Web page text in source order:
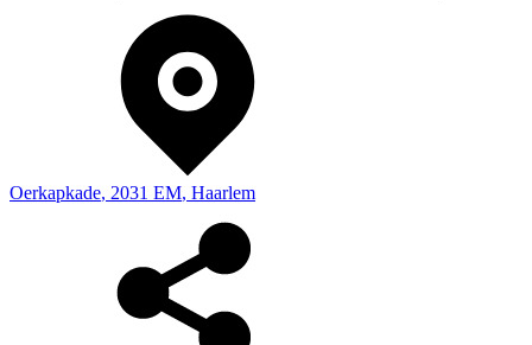
Oerkapkade, 2031 EM, Haarlem